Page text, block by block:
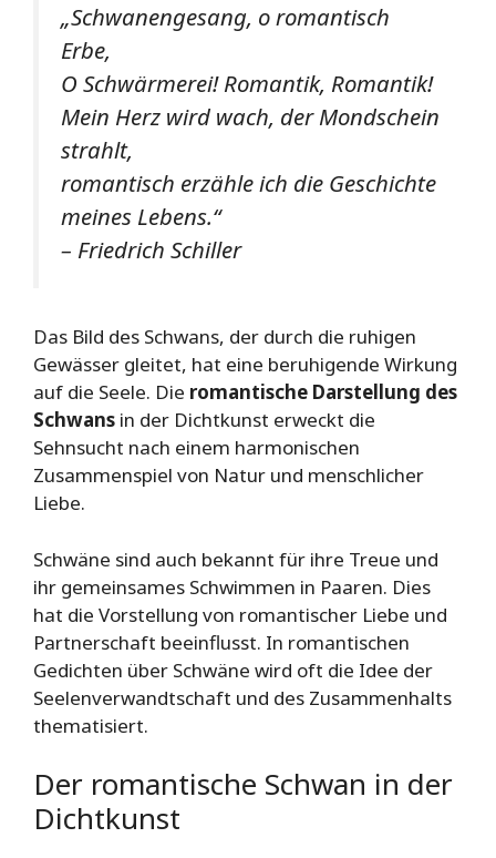
„Schwanengesang, o romantisch
Erbe,
O Schwärmerei! Romantik, Romantik!
Mein Herz wird wach, der Mondschein
strahlt,
romantisch erzähle ich die Geschichte
meines Lebens.“
– Friedrich Schiller
Das Bild des Schwans, der durch die ruhigen
Gewässer gleitet, hat eine beruhigende Wirkung
auf die Seele. Die romantische Darstellung des
Schwans in der Dichtkunst erweckt die
Sehnsucht nach einem harmonischen
Zusammenspiel von Natur und menschlicher
Liebe.
Schwäne sind auch bekannt für ihre Treue und
ihr gemeinsames Schwimmen in Paaren. Dies
hat die Vorstellung von romantischer Liebe und
Partnerschaft beeinflusst. In romantischen
Gedichten über Schwäne wird oft die Idee der
Seelenverwandtschaft und des Zusammenhalts
thematisiert.
Der romantische Schwan in der
Dichtkunst